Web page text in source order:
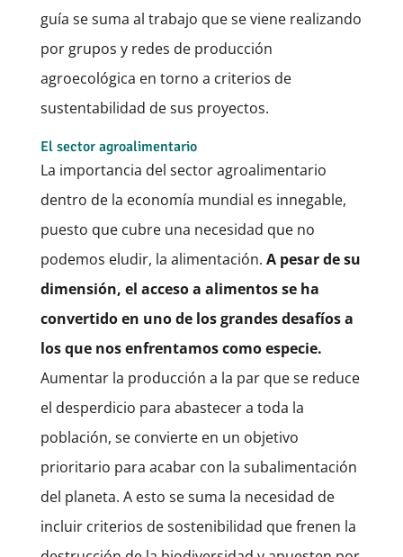
guía se suma al trabajo que se viene realizando
por grupos y redes de producción
agroecológica en torno a criterios de
sustentabilidad de sus proyectos.
El sector agroalimentario
La importancia del sector agroalimentario
dentro de la economía mundial es innegable,
puesto que cubre una necesidad que no
podemos eludir, la alimentación. A pesar de su
dimensión, el acceso a alimentos se ha
convertido en uno de los grandes desafíos a
los que nos enfrentamos como especie.
Aumentar la producción a la par que se reduce
el desperdicio para abastecer a toda la
población, se convierte en un objetivo
prioritario para acabar con la subalimentación
del planeta. A esto se suma la necesidad de
incluir criterios de sostenibilidad que frenen la